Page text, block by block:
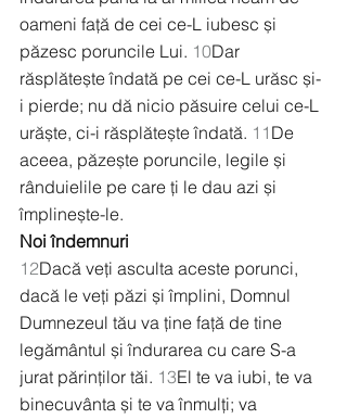
oameni față de cei ce-L iubesc și
păzesc poruncile Lui. 10Dar
răsplătește îndată pe cei ce-L urăsc și-
i pierde; nu dă nicio păsuire celui ce-L
urăște, ci-i răsplătește îndată. 11 De
aceea, păzește poruncile, legile și
rânduielile pe care ți le dau azi și
împlinește-le.
Noi îndemnuri
12Dacă veți asculta aceste porunci,
dacă le veți păzi și împlini, Domnul
Dumnezeul tău va ține față de tine
legământul și îndurarea cu care S-a
jurat părinților tăi. 13El te va iubi, te va
binecuvânta și te va înmulți; va